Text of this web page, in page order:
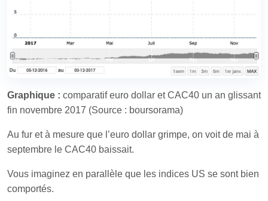
Graphique : comparatif euro dollar et CAC40 un an glissant
fin novembre 2017 (Source : boursorama)
Au fur et à mesure que l’euro dollar grimpe, on voit de mai à
septembre le CAC40 baissait.
Vous imaginez en parallèle que les indices US se sont bien
comportés.